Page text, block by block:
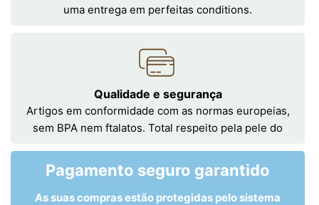
uma entrega em perfeitas conditions.
Qualidade e segurança
Artigos em conformidade com as normas europeias,
sem BPA nem ftalatos. Total respeito pela pele do
Pagamento seguro garantido
As suas compras estão protegidas pelo sistema